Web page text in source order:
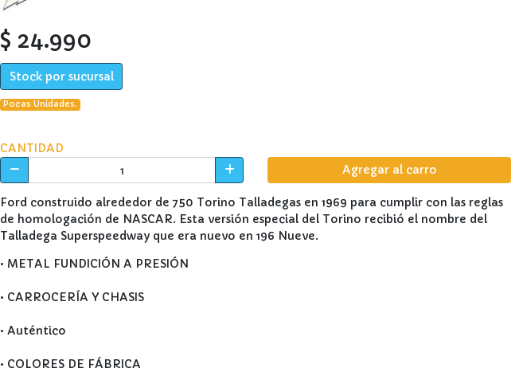
$ 24.990
Stock por sucursal
Pocas Unidades.
CANTIDAD
Agregar al carro
Ford construido alrededor de 750 Torino Talladegas en 1969 para cumplir con las reglas
de homologación de NASCAR. Esta versión especial del Torino recibió el nombre del
Talladega Superspeedway que era nuevo en 196 Nueve.
• METAL FUNDICIÓN A PRESIÓN
• CARROCERÍA Y CHASIS
• Auténtico
• COLORES DE FÁBRICA